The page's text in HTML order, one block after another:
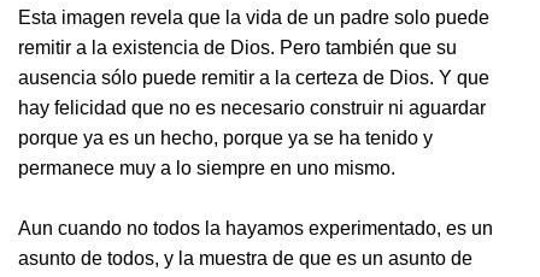
Esta imagen revela que la vida de un padre solo puede
remitir a la existencia de Dios. Pero también que su
ausencia sólo puede remitir a la certeza de Dios. Y que
hay felicidad que no es necesario construir ni aguardar
porque ya es un hecho, porque ya se ha tenido y
permanece muy a lo siempre en uno mismo.
Aun cuando no todos la hayamos experimentado, es un
asunto de todos, y la muestra de que es un asunto de